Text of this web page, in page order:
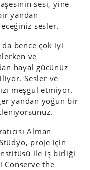
sesi, yine
yandan
sesler.
bence çok iyi
ve
hayal gücünüz
Sesler ve
meşgul etmiyor.
yandan yoğun bir
Alman
proje için
ile iş birliği
Conserve the